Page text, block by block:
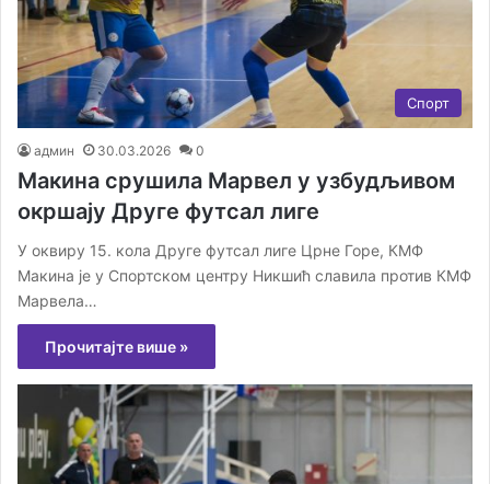
Спорт
админ 30.03.2026 0
Макина срушила Марвел у узбудљивом
окршају Друге футсал лиге
​У оквиру 15. кола Друге футсал лиге Црне Горе, КМФ
Макина је у Спортском центру Никшић славила против КМФ
Марвела…
Прочитајте више »